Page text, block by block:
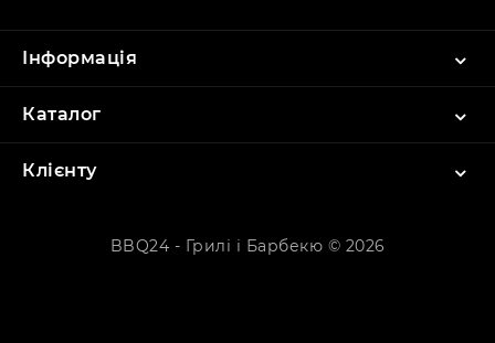
Інформація
Каталог
Клієнту
BBQ24 - Грилі і Барбекю © 2026